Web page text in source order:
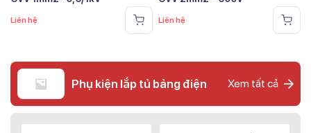
Liên hệ Liên hệ
Phụ kiện lắp tủ bảng điện Xem tất cả